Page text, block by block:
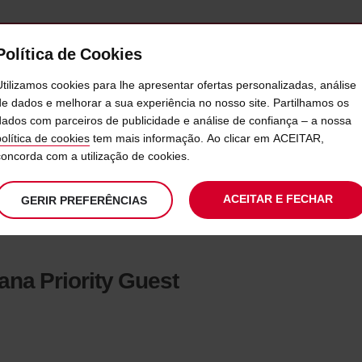
SERVIÇOS EMPRESAS
DO PROGRAMA PESTANA
Priority Guest
de Cookies
cookies para lhe apresentar ofertas personalizadas, análise
dados e melhorar a sua experiência no nosso site. Partilhamos os
com parceiros de publicidade e análise de confiança – a nossa
de cookies tem mais informação. Ao clicar em ACEITAR,
com a utilização de cookies.
GERIR PREFERÊNCIAS ACEITAR E FECHAR